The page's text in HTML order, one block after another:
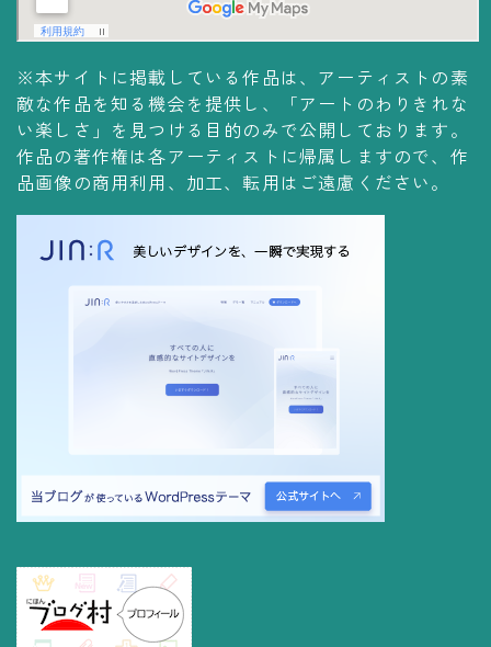
※本サイトに掲載している作品は、アーティストの素
敵な作品を知る機会を提供し、「アートのわりきれな
い楽しさ」を見つける目的のみで公開しております。
作品の著作権は各アーティストに帰属しますので、作
品画像の商用利用、加工、転用はご遠慮ください。